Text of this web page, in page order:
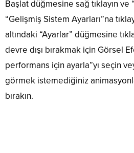
Başlat düğmesine sağ tıklayın ve
“Gelişmiş Sistem Ayarları”na
altındaki “Ayarlar” düğmesine
devre dışı bırakmak için Görsel
performans için ayarla”yı seçin
görmek istemediğiniz
bırakın.